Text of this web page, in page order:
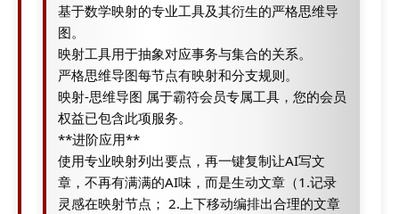
基于数学映射的专业工具及其衍生的严格思维导
图。
映射工具用于抽象对应事务与集合的关系。
严格思维导图每节点有映射和分支规则。
映射-思维导图 属于霸符会员专属工具，您的会员
权益已包含此项服务。
**进阶应用**
使用专业映射列出要点，再一键复制让AI写文
章，不再有满满的AI味，而是生动文章（1.记录
灵感在映射节点； 2.上下移动编排出合理的文章